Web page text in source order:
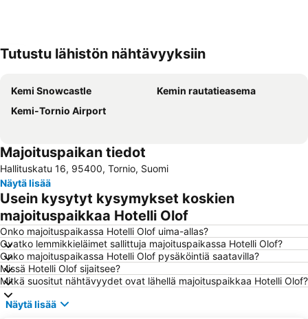
Tutustu lähistön nähtävyyksiin
Kemi Snowcastle
Kemin rautatieasema
Kemi-Tornio Airport
Majoituspaikan tiedot
Hallituskatu 16, 95400, Tornio, Suomi
Näytä lisää
Usein kysytyt kysymykset koskien
majoituspaikkaa Hotelli Olof
Onko majoituspaikassa Hotelli Olof uima-allas?
Ovatko lemmikkieläimet sallittuja majoituspaikassa Hotelli Olof?
Onko majoituspaikassa Hotelli Olof pysäköintiä saatavilla?
Missä Hotelli Olof sijaitsee?
Mitkä suositut nähtävyydet ovat lähellä majoituspaikkaa Hotelli Olof?
Näytä lisää